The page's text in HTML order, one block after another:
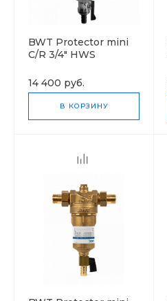
BWT Protector mini
C/R 3/4" HWS
14 400 руб.
В КОРЗИНУ